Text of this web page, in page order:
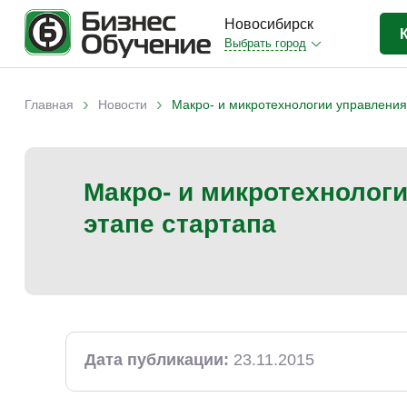
Новосибирск
Выбрать город
Личная эффективность (42)
Промышленное обучение
Главная › Новости › Макро- и микротехнологии
Макро- и
этапе стартапа
Дата публикации: 23.11.2015